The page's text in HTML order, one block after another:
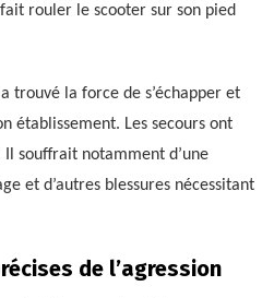
rouler le scooter sur son pied
trouvé la force de s’échapper et
établissement. Les secours ont
souffrait notamment d’une
et d’autres blessures nécessitant
de l’agression